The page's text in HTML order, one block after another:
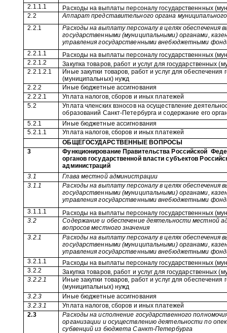
2.1.1.1
Расходы на выплаты персоналу государственнных
2.2
Аппарат представительного органа
2.2.1
Расходы на выплату персоналу в целях обеспечения
государственными (муниципальными) органами,
управления государственными внебюджетными
2.2.1.1
Расходы на выплаты персоналу государственнных
2.2.1.2
Закупка товаров, работ и услуг для государственных
2.2.1.2.1
Иные закупки товаров, работ и услуг для обеспечения
(муниципальных) нужд
2.2.2
Иные бюджетные ассигнования
2.2.2.1
Уплата налогов, сборов и иных платежей
5.2
Уплата членских взносов на осуществление
образований Санкт-Петербурга и содержание его
5.2.1
Иные бюджетные ассигнования
5.2.1.1
Уплата налогов, сборов и иных платежей
ОБЩЕГОСУДАРСТВЕННЫЕ ВОПРОСЫ
3
Функционирование Правительства Российской
органов государственной власти субъектов
администраций
3.1
Глава местной администрации
3.1.1
Расходы на выплату персоналу в целях обеспечения
государственными (муниципальными) органами,
управления государственными внебюджетными
3.1.1.1
Расходы на выплаты персоналу государственнных
3.2
Содержание и обеспечение деятельности местной
вопросов местного значения
3.2.1
Расходы на выплату персоналу в целях обеспечения
государственными (муниципальными) органами,
управления государственными внебюджетными
3.2.1.1
Расходы на выплаты персоналу государственнных
3.2.2
Закупка товаров, работ и услуг для государственных
3.2.2.1
Иные закупки товаров, работ и услуг для обеспечения
(муниципальных) нужд
3.2.3
Иные бюджетные ассигнования
3.2.3.1
Уплата налогов, сборов и иных платежей
2.3
Расходы на исполнение государственного
организации и осуществлению деятельности по
субвенций из бюджета Санкт-Петербурга